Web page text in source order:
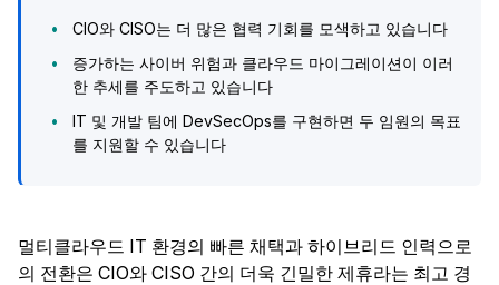
CIO와 CISO는 더 많은 협력 기회를 모색하고 있습니다
증가하는 사이버 위험과 클라우드 마이그레이션이 이러
한 추세를 주도하고 있습니다
IT 및 개발 팀에 DevSecOps를 구현하면 두 임원의 목표
를 지원할 수 있습니다
멀티클라우드 IT 환경의 빠른 채택과 하이브리드 인력으로
의 전환은 CIO와 CISO 간의 더욱 긴밀한 제휴라는 최고 경